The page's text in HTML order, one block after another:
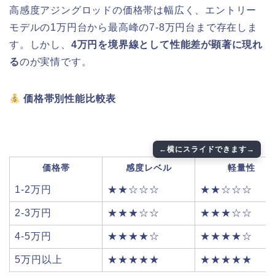
高感度アジングロッドの価格帯は幅広く、エントリー
モデルの1万円台から最高峰の7-8万円台まで存在しま
す。しかし、 4万円を境界線として性能差が顕著に現れ
るのが実情です。
価格帯別性能比較表
価格帯 感度レベル 軽量性
1-2万円 ★★☆☆☆ ★★☆☆☆
2-3万円 ★★★☆☆ ★★★☆☆
4-5万円 ★★★★☆ ★★★★☆
5万円以上 ★★★★★ ★★★★★